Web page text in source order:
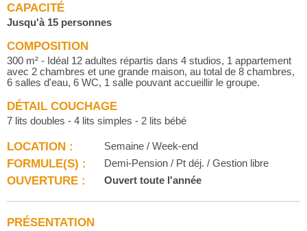
CAPACITÉ
Jusqu'à 15 personnes
COMPOSITION
300 m² - Idéal 12 adultes répartis dans 4 studios, 1 appartement
avec 2 chambres et une grande maison, au total de 8 chambres,
6 salles d'eau, 6 WC, 1 salle pouvant accueillir le groupe.
DÉTAIL COUCHAGE
7 lits doubles - 4 lits simples - 2 lits bébé
LOCATION : Semaine / Week-end
FORMULE(S) : Demi-Pension / Pt déj. / Gestion libre
OUVERTURE : Ouvert toute l'année
PRÉSENTATION